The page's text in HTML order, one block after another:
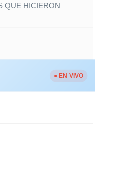
QUE HICIERON
● EN VIVO